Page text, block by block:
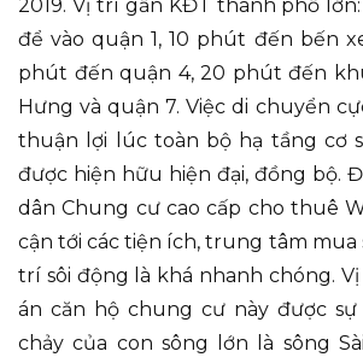
2019. Vị trí gần KĐT thành phố
để vào quận 1, 10 phút đến bến
phút đến quận 4, 20 phút đến
Hưng và quận 7. Việc di chuyển
thuận lợi lúc toàn bộ hạ tầng cơ
được hiện hữu hiện đại, đồng bộ.
dân Chung cư cao cấp cho thuê
cận tới các tiện ích, trung tâm mua
trí sôi động là khá nhanh chóng.
án căn hộ chung cư này được
chảy của con sông lớn là sông